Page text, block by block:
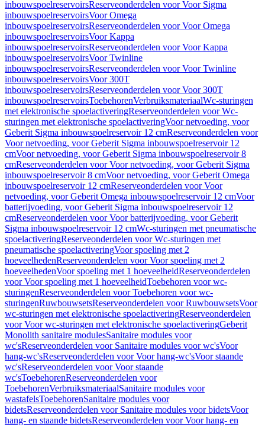
inbouwspoelreservoirsReserveonderdelen voor Voor Sigma
inbouwspoelreservoirsVoor Omega
inbouwspoelreservoirsReserveonderdelen voor Voor Omega
inbouwspoelreservoirsVoor Kappa
inbouwspoelreservoirsReserveonderdelen voor Voor Kappa
inbouwspoelreservoirsVoor Twinline
inbouwspoelreservoirsReserveonderdelen voor Voor Twinline
inbouwspoelreservoirsVoor 300T
inbouwspoelreservoirsReserveonderdelen voor Voor 300T
inbouwspoelreservoirsToebehorenVerbruiksmateriaalWc-sturingen
met elektronische spoelactiveringReserveonderdelen voor Wc-
sturingen met elektronische spoelactiveringVoor netvoeding, voor
Geberit Sigma inbouwspoelreservoir 12 cmReserveonderdelen voor
Voor netvoeding, voor Geberit Sigma inbouwspoelreservoir 12
cmVoor netvoeding, voor Geberit Sigma inbouwspoelreservoir 8
cmReserveonderdelen voor Voor netvoeding, voor Geberit Sigma
inbouwspoelreservoir 8 cmVoor netvoeding, voor Geberit Omega
inbouwspoelreservoir 12 cmReserveonderdelen voor Voor
netvoeding, voor Geberit Omega inbouwspoelreservoir 12 cmVoor
batterijvoeding, voor Geberit Sigma inbouwspoelreservoir 12
cmReserveonderdelen voor Voor batterijvoeding, voor Geberit
Sigma inbouwspoelreservoir 12 cmWc-sturingen met pneumatische
spoelactiveringReserveonderdelen voor Wc-sturingen met
pneumatische spoelactiveringVoor spoeling met 2
hoeveelhedenReserveonderdelen voor Voor spoeling met 2
hoeveelhedenVoor spoeling met 1 hoeveelheidReserveonderdelen
voor Voor spoeling met 1 hoeveelheidToebehoren voor wc-
sturingenReserveonderdelen voor Toebehoren voor wc-
sturingenRuwbouwsetsReserveonderdelen voor RuwbouwsetsVoor
wc-sturingen met elektronische spoelactiveringReserveonderdelen
voor Voor wc-sturingen met elektronische spoelactiveringGeberit
Monolith sanitaire modulesSanitaire modules voor
wc'sReserveonderdelen voor Sanitaire modules voor wc'sVoor
hang-wc'sReserveonderdelen voor Voor hang-wc'sVoor staande
wc'sReserveonderdelen voor Voor staande
wc'sToebehorenReserveonderdelen voor
ToebehorenVerbruiksmateriaalSanitaire modules voor
wastafelsToebehorenSanitaire modules voor
bidetsReserveonderdelen voor Sanitaire modules voor bidetsVoor
hang- en staande bidetsReserveonderdelen voor Voor hang- en